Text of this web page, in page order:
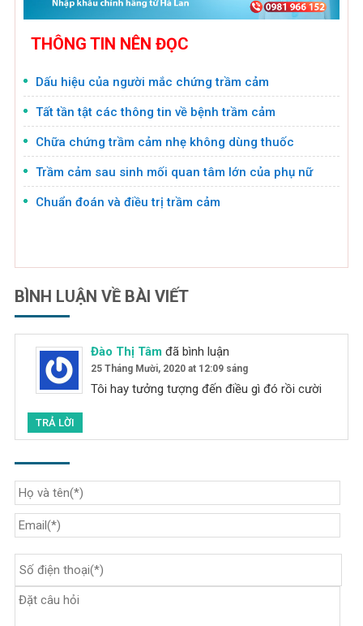
THÔNG TIN NÊN ĐỌC
Dấu hiệu của người mắc chứng trầm cảm
Tất tần tật các thông tin về bệnh trầm cảm
Chữa chứng trầm cảm nhẹ không dùng thuốc
Trầm cảm sau sinh mối quan tâm lớn của phụ nữ
Chuẩn đoán và điều trị trầm cảm
BÌNH LUẬN VỀ BÀI VIẾT
Đào Thị Tâm đã bình luận
25 Tháng Mười, 2020 at 12:09 sáng
Tôi hay tưởng tượng đến điều gì đó rồi cười
TRẢ LỜI